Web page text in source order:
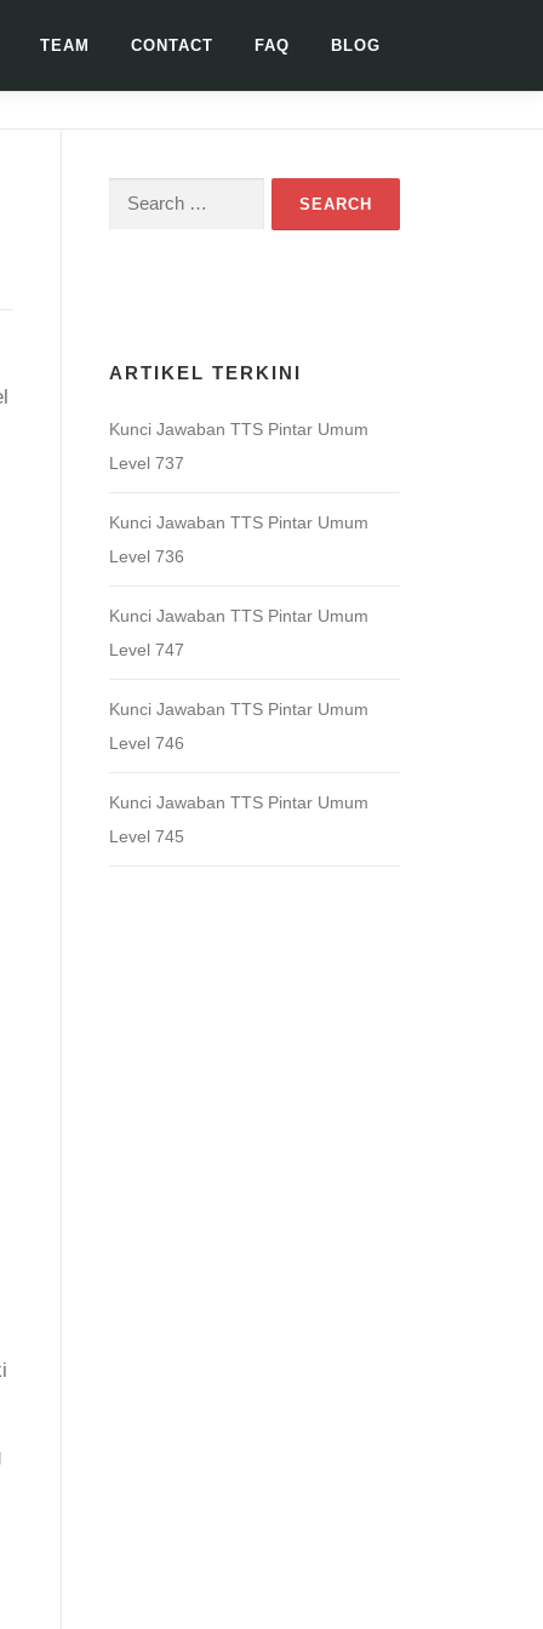
TEAM CONTACT FAQ BLOG
Search
ARTIKEL TERKINI
Kunci Jawaban TTS Pintar Umum
Level 737
Kunci Jawaban TTS Pintar Umum
Level 736
Kunci Jawaban TTS Pintar Umum
Level 747
Kunci Jawaban TTS Pintar Umum
Level 746
Kunci Jawaban TTS Pintar Umum
Level 745